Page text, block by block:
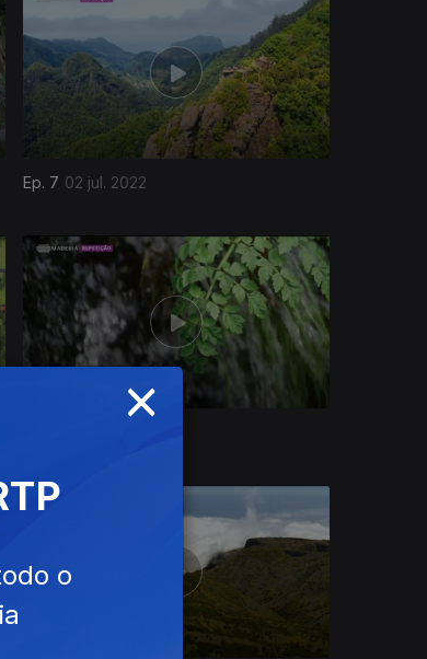
Ep. 7 02 jul. 2022
×
o